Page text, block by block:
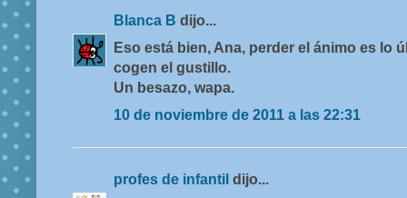
Blanca B dijo...
Eso está bien, Ana, perder el ánimo es lo
cogen el gustillo.
Un besazo, wapa.
10 de noviembre de 2011 a las 22:31
profes de infantil dijo...